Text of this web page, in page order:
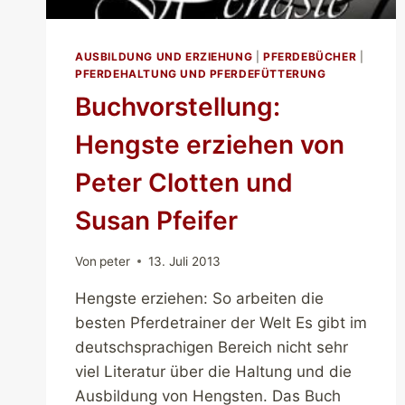
AUSBILDUNG UND ERZIEHUNG |PFERDEBÜCHER
PFERDEHALTUNG UND PFERDEFÜTTERUNG
Buchvorstellung:
Hengste erziehen von
Peter Clotten und
Susan Pfeifer
Von peter 13. Juli 2013
Hengste erziehen: So arbeiten die
besten Pferdetrainer der Welt Es gibt im
deutschsprachigen Bereich nicht sehr
viel Literatur über die Haltung und die
Ausbildung von Hengsten. Das Buch